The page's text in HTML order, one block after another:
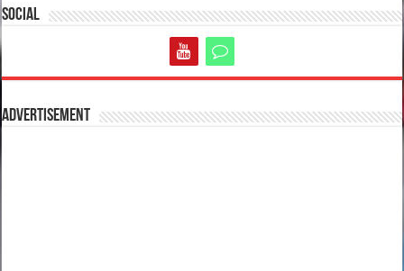
Social
Advertisement